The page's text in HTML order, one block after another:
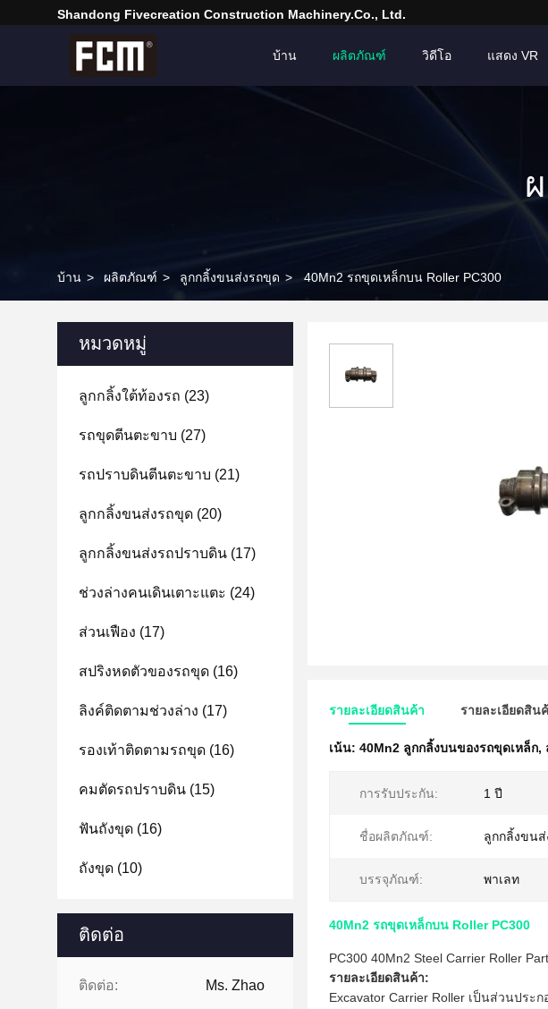
Shandong Fivecreation Construction Machinery.Co., Ltd.
บ้าน ผลิตภัณฑ์ วิดีโอ แสดง VR
บ้าน > ผลิตภัณฑ์ > ลูกกลิ้งขนส่งรถขุด > 40Mn2 รถขุดเหล็กบน Roller PC300
หมวดหมู่
ลูกกลิ้งใต้ท้องรถ (23)
รถขุดตีนตะขาบ (27)
รถปราบดินตีนตะขาบ (21)
ลูกกลิ้งขนส่งรถขุด (20)
ลูกกลิ้งขนส่งรถปราบดิน (17)
ช่วงล่างคนเดินเตาะแตะ (24)
ส่วนเฟือง (17)
สปริงหดตัวของรถขุด (16)
ลิงค์ติดตามช่วงล่าง (17)
รองเท้าติดตามรถขุด (16)
คมตัดรถปราบดิน (15)
ฟันถังขุด (16)
ถังขุด (10)
ติดต่อ
ติดต่อ: Ms. Zhao
รายละเอียดสินค้า รายละเอียดสิน
เน้น: 40Mn2 ลูกกลิ้งบนของรถขุดเหล็ก,
การรับประกัน: 1 ปี
ชื่อผลิตภัณฑ์: ลูกกลิ้งขนส่
บรรจุภัณฑ์: พาเลท
40Mn2 รถขุดเหล็กบน Roller PC300
PC300 40Mn2 Steel Carrier Roller
รายละเอียดสินค้า:
Excavator Carrier Roller เป็นส่วนปร